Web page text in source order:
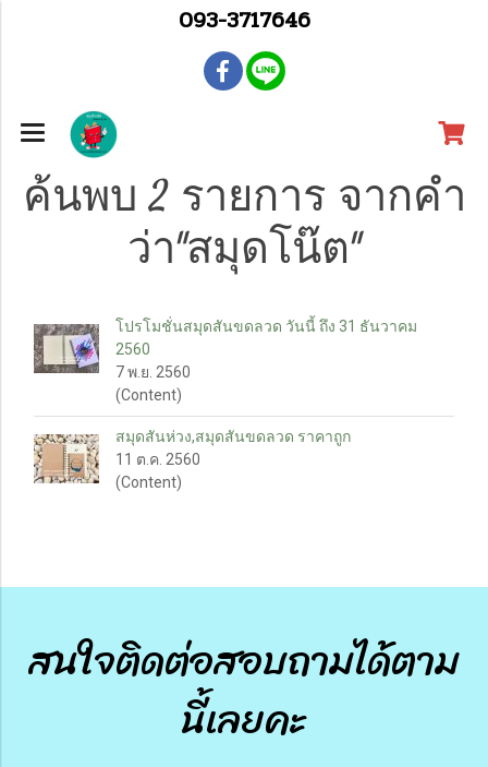
093-3717646
ค้นพบ 2 รายการ จากคำ
ว่า"สมุดโน๊ต"
โปรโมชั่นสมุดสันขดลวด วันนี้ ถึง 31 ธันวาคม
2560
7 พ.ย. 2560
(Content)
สมุดสันห่วง,สมุดสันขดลวด ราคาถูก
11 ต.ค. 2560
(Content)
สนใจติดต่อสอบถามได้ตาม
นี้เลยคะ